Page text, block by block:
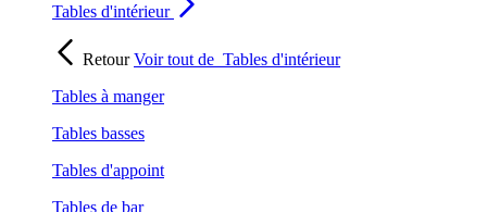
Tables d'intérieur
RetourVoir tout de Tables d'intérieur
Tables à manger
Tables basses
Tables d'appoint
Tables de bar